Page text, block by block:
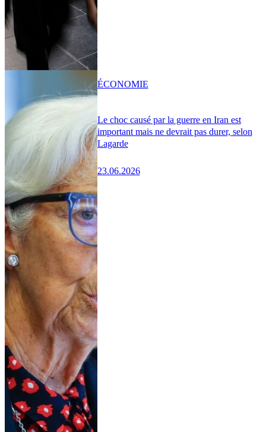
Le choc causé par la guerre en Iran est
important mais ne devrait pas durer, selon
Lagarde
23.06.2026
ÉCONOMIE